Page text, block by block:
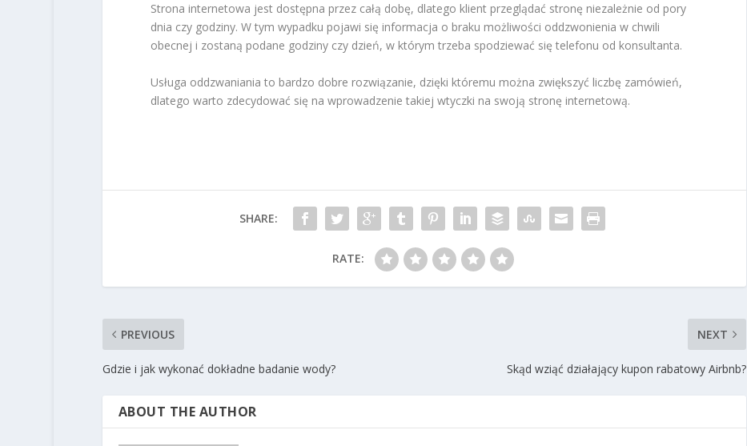
Strona internetowa jest dostępna przez całą dobę, dlatego klient przeglądać stronę niezależnie od pory
dnia czy godziny. W tym wypadku pojawi się informacja o braku możliwości oddzwonienia w chwili
obecnej i zostaną podane godziny czy dzień, w którym trzeba spodziewać się telefonu od konsultanta.
Usługa oddzwaniania to bardzo dobre rozwiązanie, dzięki któremu można zwiększyć liczbę zamówień,
dlatego warto zdecydować się na wprowadzenie takiej wtyczki na swoją stronę internetową.
SHARE:
RATE:
PREVIOUS
Gdzie i jak wykonać dokładne badanie wody?
NEXT
Skąd wziąć działający kupon rabatowy Airbnb?
ABOUT THE AUTHOR